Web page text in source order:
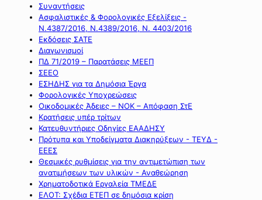
Συναντήσεις
Ασφαλιστικές & Φορολογικές Εξελίξεις -
Ν.4387/2016, Ν.4389/2016, Ν. 4403/2016
Εκδόσεις ΣΑΤΕ
Διαγωνισμοί
ΠΔ 71/2019 – Παρατάσεις ΜΕΕΠ
ΣΕΕΟ
ΕΣΗΔΗΣ για τα Δημόσια Έργα
Φορολογικές Υποχρεώσεις
Οικοδομικές Άδειες – ΝΟΚ – Απόφαση ΣτΕ
Κρατήσεις υπέρ τρίτων
Κατευθυντήριες Οδηγίες ΕΑΑΔΗΣΥ
Πρότυπα και Υποδείγματα Διακηρύξεων - ΤΕΥΔ -
ΕΕΕΣ
Θεσμικές ρυθμίσεις για την αντιμετώπιση των
ανατιμήσεων των υλικών - Αναθεώρηση
Χρηματοδοτικά Εργαλεία ΤΜΕΔΕ
ΕΛΟΤ: Σχέδια ΕΤΕΠ σε δημόσια κρίση